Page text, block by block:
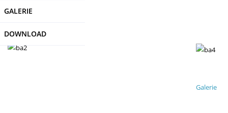
GALERIE
DOWNLOAD
Galerie